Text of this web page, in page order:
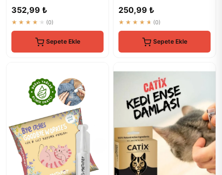
352,99 ₺
★★★★★ (0)
Sepete Ekle
250,99 ₺
★★★★★ (0)
Sepete Ekle